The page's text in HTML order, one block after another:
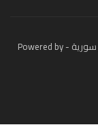
جميع حقوق الطبع و النشر محفوظة © لموقع اعمار سورية - Powered by